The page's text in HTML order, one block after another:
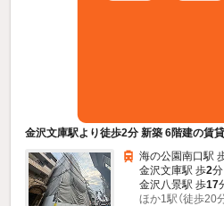
金沢文庫駅より徒歩2分 新築 6階建の賃
海の公園南口駅
金沢文庫駅 歩2分
金沢八景駅 歩17
ほか1駅（徒歩20